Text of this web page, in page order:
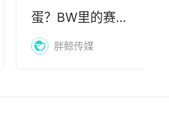
蛋？BW里的赛博
朝圣，藏着品牌
胖鲸传媒